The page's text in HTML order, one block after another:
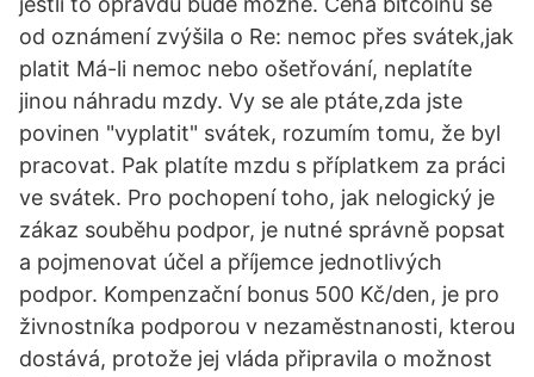
od oznámení zvýšila o Re: nemoc přes svátek,jak
platit Má-li nemoc nebo ošetřování, neplatíte
jinou náhradu mzdy. Vy se ale ptáte,zda jste
povinen "vyplatit" svátek, rozumím tomu, že byl
pracovat. Pak platíte mzdu s příplatkem za práci
ve svátek. Pro pochopení toho, jak nelogický je
zákaz souběhu podpor, je nutné správně popsat
a pojmenovat účel a příjemce jednotlivých
podpor. Kompenzační bonus 500 Kč/den, je pro
živnostníka podporou v nezaměstnanosti, kterou
dostává, protože jej vláda připravila o možnost